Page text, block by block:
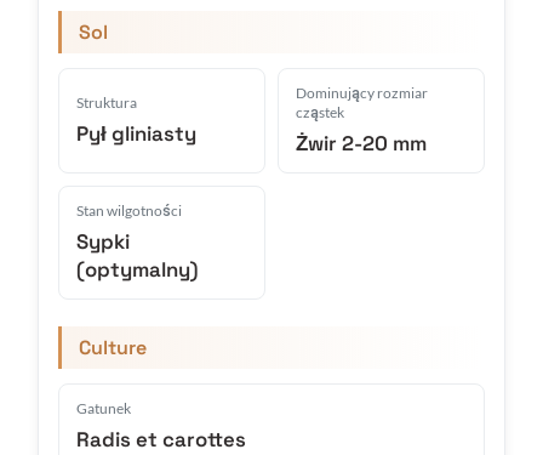
Sol
Struktura
Pył gliniasty
Dominujący rozmiar
cząstek
Żwir 2-20 mm
Stan wilgotności
Sypki
(optymalny)
Culture
Gatunek
Radis et carottes